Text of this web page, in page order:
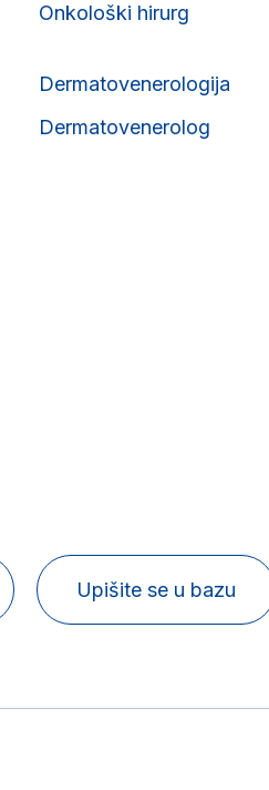
Onkološki hirurg
Dermatovenerologija
Dermatovenerolog
Upišite se u bazu